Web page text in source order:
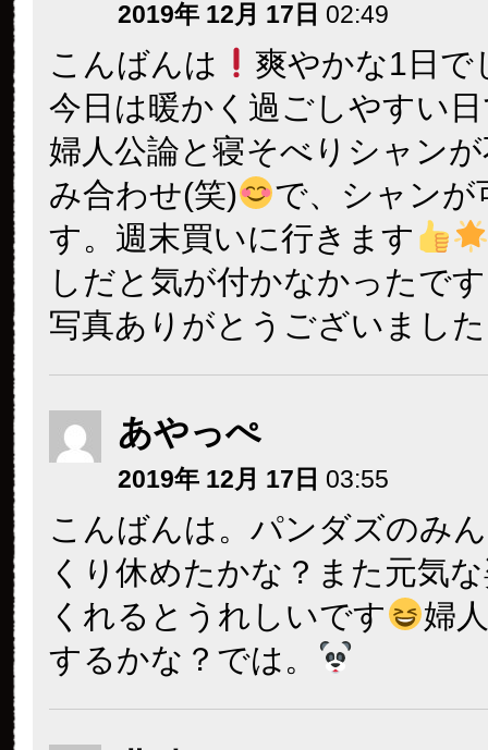
2019年 12月 17日 02:49
こんばんは
爽やかな1日で
今日は暖かく過ごしやすい
婦人公論と寝そべりシャン
み合わせ(笑)
で、シャンが
す。週末買いに行きます
しだと気が付かなかったで
写真ありがとうございました
あやっぺ
2019年 12月 17日 03:55
こんばんは。パンダズのみ
くり休めたかな？また元気
くれるとうれしいです
婦
するかな？では。